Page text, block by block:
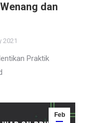
dan
2021
Praktik
Feb